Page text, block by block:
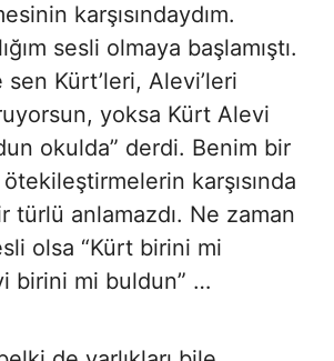
karşısındaydım.
sesli olmaya başlamıştı.
sen Kürt’leri, Alevi’leri
yoksa Kürt Alevi
okulda” derdi. Benim bir
karşısında
türlü anlamazdı. Ne zaman
olsa “Kürt birini mi
birini mi buldun” …